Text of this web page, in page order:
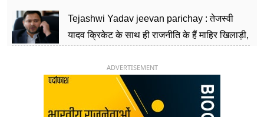
Tejashwi Yadav jeevan parichay : तेजस्वी
यादव क्रिकेट के साथ ही राजनीति के हैं माहिर खिलाड़ी,
ADVERTISEMENT